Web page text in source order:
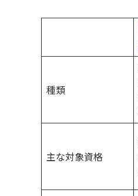
種類
主な対象資格